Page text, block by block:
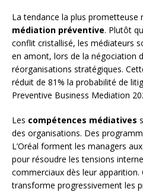
La tendance la plus prometteuse
médiation préventive. Plutôt
conflit cristallisé, les médiateurs
en amont, lors de la négociation
réorganisations stratégiques.
réduit de 81% la probabilité de
Preventive Business Mediation
Les compétences médiatives
des organisations. Des
L’Oréal forment les managers
pour résoudre les tensions
commerciaux dès leur
transforme progressivement les